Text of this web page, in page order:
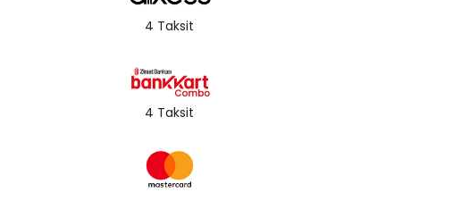
4 Taksit
4 Taksit